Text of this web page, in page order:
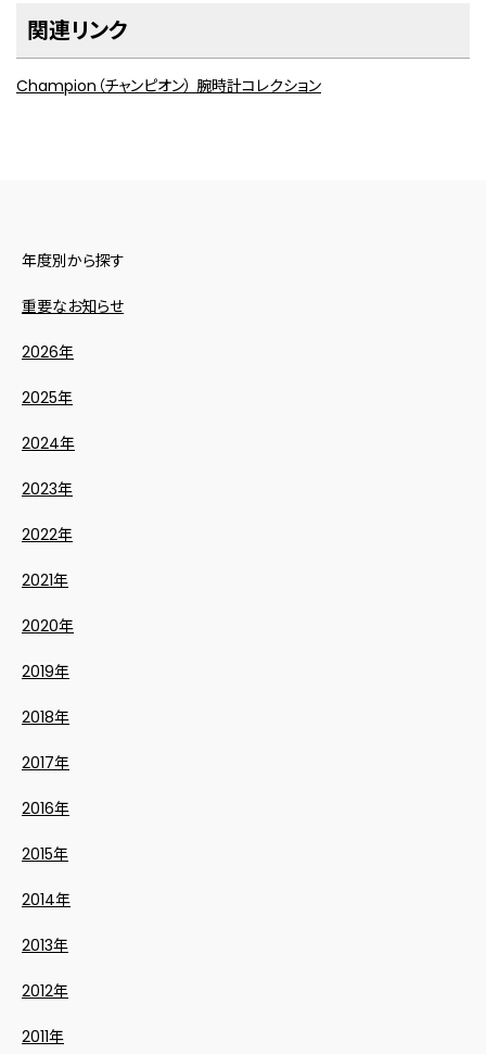
関連リンク
Champion（チャンピオン） 腕時計コレクション
年度別から探す
重要なお知らせ
2026年
2025年
2024年
2023年
2022年
2021年
2020年
2019年
2018年
2017年
2016年
2015年
2014年
2013年
2012年
2011年